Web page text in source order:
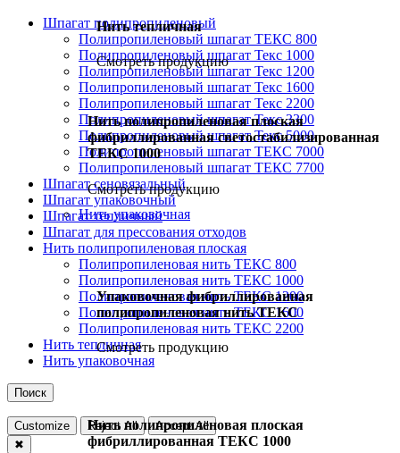
Нить тепличная
Смотреть продукцию
Нить полипропиленовая плоская
фибриллированная светостабилизированная
ТЕКС 1000
Смотреть продукцию
Нить упаковочная
Упаковочная фибриллированная
полипропиленовая нить ТЕКС
Смотреть продукцию
Нить полипропиленовая плоская
фибриллированная ТЕКС 1000
Шпагат полипропиленовый
Полипропиленовый шпагат ТЕКС 800
Полипропиленовый шпагат Текс 1000
Полипропиленовый шпагат Текс 1200
Полипропиленовый шпагат Текс 1600
Полипропиленовый шпагат Текс 2200
Полипропиленовый шпагат Текс 3300
Полипропиленовый шпагат Текс 5000
Полипропиленовый шпагат ТЕКС 7000
Полипропиленовый шпагат ТЕКС 7700
Шпагат сеновязальный
Шпагат упаковочный
Шпагат тепличный
Шпагат для прессования отходов
Нить полипропиленовая плоская
Полипропиленовая нить ТЕКС 800
Полипропиленовая нить ТЕКС 1000
Полипропиленовая нить ТЕКС 1200
Полипропиленовая нить ТЕКС 1600
Полипропиленовая нить ТЕКС 2200
Нить тепличная
Нить упаковочная
Поиск
Customize Reject All
Accept All
✖